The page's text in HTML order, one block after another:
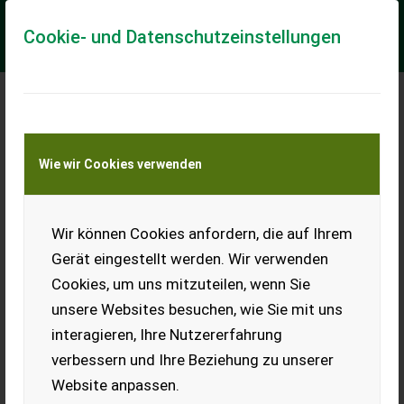
Cookie- und Datenschutzeinstellungen
Wie wir Cookies verwenden
Wir können Cookies anfordern, die auf Ihrem
Gerät eingestellt werden. Wir verwenden
Cookies, um uns mitzuteilen, wenn Sie
unsere Websites besuchen, wie Sie mit uns
interagieren, Ihre Nutzererfahrung
verbessern und Ihre Beziehung zu unserer
Website anpassen.
stärker!
Neuer STRONGA LL800
verschiedensten
Ausstattungen lieferbar. Als Beispiel der gezeigte LL800 in
EUR 54.500 inkl. 20 % MwSt.